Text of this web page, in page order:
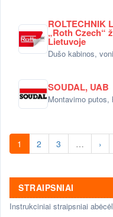
ROLTECHNIK
„Roth Czech“
Lietuvoje
Dušo kabinos,
SOUDAL, UAB
Montavimo putos,
1 2 3 … ›
STRAIPSNIAI
Instrukciniai straipsniai